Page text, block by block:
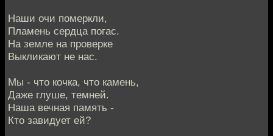
Наши очи померкли,
Пламень сердца погас.
На земле на проверке
Выкликают не нас.
Мы - что кочка, что камень,
Даже глуше, темней.
Наша вечная память -
Кто завидует ей?